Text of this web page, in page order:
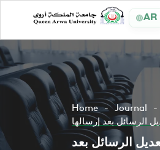
AR
Home
Journal
الرسائل بعد إرسالها
الرسائل بعد